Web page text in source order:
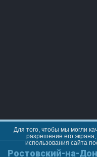
Для того, чтобы мы могли
разрешение его
использования сайта
Ростовский-на-